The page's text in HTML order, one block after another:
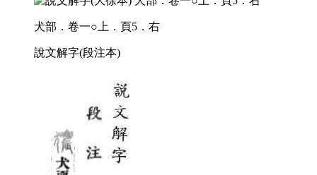
犬部．卷一○上．頁5．右
說文解字(段注本)